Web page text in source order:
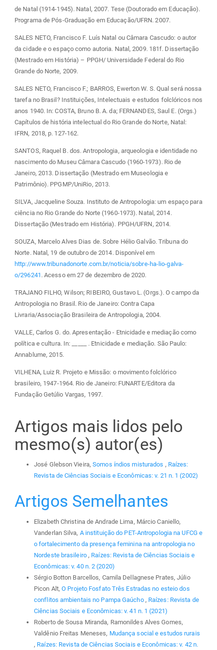
de Natal (1914-1945). Natal, 2007. Tese (Doutorado em Educação).
Programa de Pós-Graduação em Educação/UFRN. 2007.
SALES NETO, Francisco F. Luís Natal ou Câmara Cascudo: o autor
da cidade e o espaço como autoria. Natal, 2009. 181f. Dissertação
(Mestrado em História) – PPGH/ Universidade Federal do Rio
Grande do Norte, 2009.
SALES NETO, Francisco F.; BARROS, Ewerton W. S. Qual será nossa
tarefa no Brasil? Instituições, Intelectuais e estudos folclóricos nos
anos 1940. In: COSTA, Bruno B. A. da; FERNANDES, Saul E. (Orgs.)
Capítulos de história intelectual do Rio Grande do Norte, Natal:
IFRN, 2018, p. 127-162.
SANTOS, Raquel B. dos. Antropologia, arqueologia e identidade no
nascimento do Museu Câmara Cascudo (1960-1973). Rio de
Janeiro, 2013. Dissertação (Mestrado em Museologia e
Patrimônio). PPGMP/UniRio, 2013.
SILVA, Jacqueline Souza. Instituto de Antropologia: um espaço para
ciência no Rio Grande do Norte (1960-1973). Natal, 2014.
Dissertação (Mestrado em História). PPGH/UFRN, 2014.
SOUZA, Marcelo Alves Dias de. Sobre Hélio Galvão. Tribuna do
Norte. Natal, 19 de outubro de 2014. Disponível em
http://www.tribunadonorte.com.br/noticia/sobre-ha-lio-galva-
o/296241 . Acesso em 27 de dezembro de 2020.
TRAJANO FILHO, Wilson; RIBEIRO, Gustavo L. (Orgs.). O campo da
Antropologia no Brasil. Rio de Janeiro: Contra Capa
Livraria/Associação Brasileira de Antropologia, 2004.
VALLE, Carlos G. do. Apresentação - Etnicidade e mediação como
política e cultura. In: _____ . Etnicidade e mediação. São Paulo:
Annablume, 2015.
VILHENA, Luiz R. Projeto e Missão: o movimento folclórico
brasileiro, 1947-1964. Rio de Janeiro: FUNARTE/Editora da
Fundação Getúlio Vargas, 1997.
Artigos mais lidos pelo
mesmo(s) autor(es)
José Glebson Vieira,Somos índios misturados , Raízes:
Revista de Ciências Sociais e Econômicas: v. 21 n. 1 (2002)
Artigos Semelhantes
Elizabeth Christina de Andrade Lima, Márcio Caniello,
Vanderlan Silva, A instituição do PET-Antropologia na UFCG e
o fortalecimento da presença feminina na antropologia no
Nordeste brasileiro , Raízes: Revista de Ciências Sociais e
Econômicas: v. 40 n. 2 (2020)
Sérgio Botton Barcellos, Camila Dellagnese Prates, Júlio
Picon Alt,O Projeto Fosfato Três Estradas no esteio dos
conflitos ambientais no Pampa Gaúcho , Raízes: Revista de
Ciências Sociais e Econômicas: v. 41 n. 1 (2021)
Roberto de Sousa Miranda, Ramonildes Alves Gomes,
Valdênio Freitas Meneses, Mudança social e estudos rurais
, Raízes: Revista de Ciências Sociais e Econômicas: v. 42 n.